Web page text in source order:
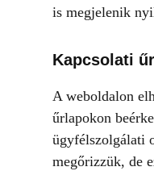
is megjelenik
Kapcsolati
A weboldalon
űrlapokon
ügyfélszolgálati
megőrizzük, de